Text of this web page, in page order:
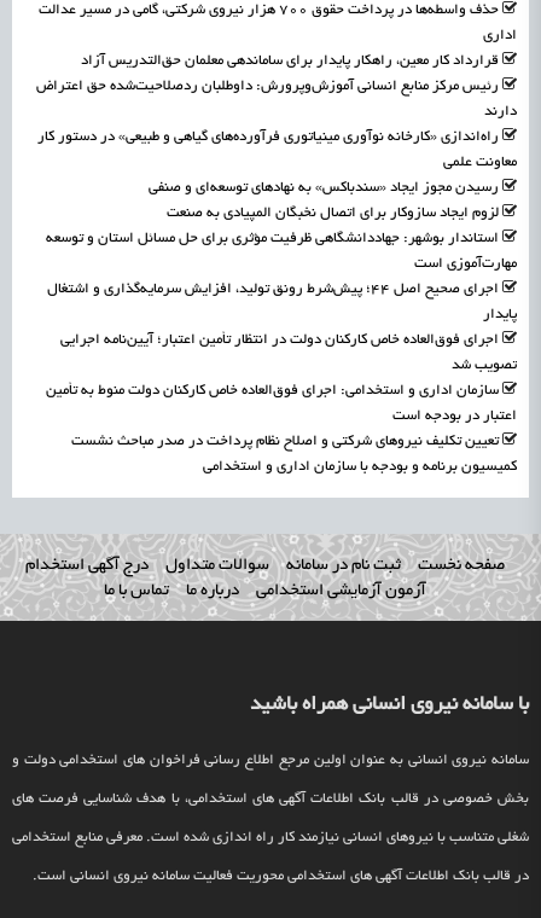
حذف واسطه‌ها در پرداخت حقوق ۷۰۰ هزار نیروی شرکتی، گامی در مسیر عدالت
اداری
قرارداد کار معین، راهکار پایدار برای ساماندهی معلمان حق‌التدریس آزاد
رئیس مرکز منابع انسانی آموزش‌وپرورش: داوطلبان ردصلاحیت‌شده حق اعتراض
دارند
راه‌اندازی «کارخانه نوآوری مینیاتوری فرآورده‌های گیاهی و طبیعی» در دستور کار
معاونت علمی
رسیدن مجوز ایجاد «سندباکس» به نهادهای توسعه‌ای و صنفی
لزوم ایجاد سازوکار برای اتصال نخبگان المپیادی به صنعت
استاندار بوشهر: جهاددانشگاهی ظرفیت مؤثری برای حل مسائل استان و توسعه
مهارت‌آموزی است
اجرای صحیح اصل ۴۴؛ پیش‌شرط رونق تولید، افزایش سرمایه‌گذاری و اشتغال
پایدار
اجرای فوق‌العاده خاص کارکنان دولت در انتظار تأمین اعتبار؛ آیین‌نامه اجرایی
تصویب شد
سازمان اداری و استخدامی: اجرای فوق‌العاده خاص کارکنان دولت منوط به تأمین
اعتبار در بودجه است
تعیین تکلیف نیروهای شرکتی و اصلاح نظام پرداخت در صدر مباحث نشست
کمیسیون برنامه و بودجه با سازمان اداری و استخدامی
صفحه نخست ثبت نام در سامانه سوالات متداول
درج آگهی استخدام
آزمون آزمایشی استخدامی
درباره ما تماس با ما
با سامانه نیروی انسانی همراه باشید
سامانه نیروی انسانی به عنوان اولین مرجع اطلاع رسانی فراخوان های استخدامی دولت و
بخش خصوصی در قالب بانک اطلاعات آگهی های استخدامی، با هدف شناسایی فرصت های
شغلی متناسب با نیروهای انسانی نیازمند کار راه اندازی شده است. معرفی منابع استخدامی
در قالب بانک اطلاعات آگهی های استخدامی محوریت فعالیت سامانه نیروی انسانی است.